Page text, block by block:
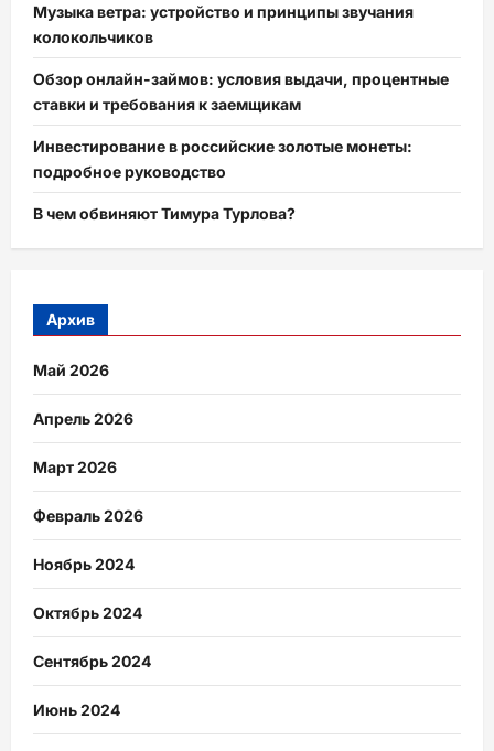
Музыка ветра: устройство и принципы звучания
колокольчиков
Обзор онлайн-займов: условия выдачи, процентные
ставки и требования к заемщикам
Инвестирование в российские золотые монеты:
подробное руководство
В чем обвиняют Тимура Турлова?
Архив
Май 2026
Апрель 2026
Март 2026
Февраль 2026
Ноябрь 2024
Октябрь 2024
Сентябрь 2024
Июнь 2024